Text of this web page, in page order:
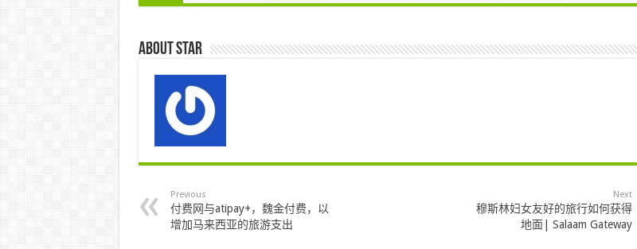
About star
Previous
付费网与atipay+，魏金付费，以
增加马来西亚的旅游支出
Next
穆斯林妇女友好的旅行如何获得
地面| Salaam Gateway